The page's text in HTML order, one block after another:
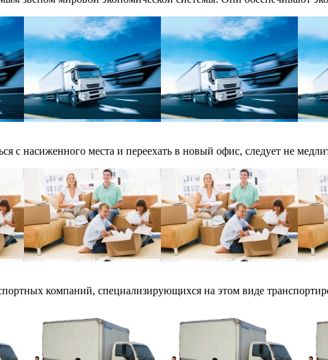
с насиженного места и переехать в новый офис, следует не
компаний, специализирующихся на этом виде